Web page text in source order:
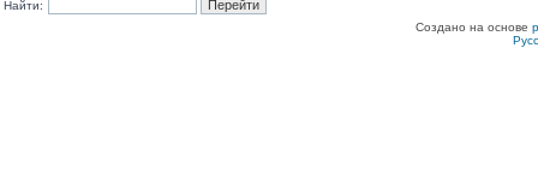
Найти:
Создано на основе